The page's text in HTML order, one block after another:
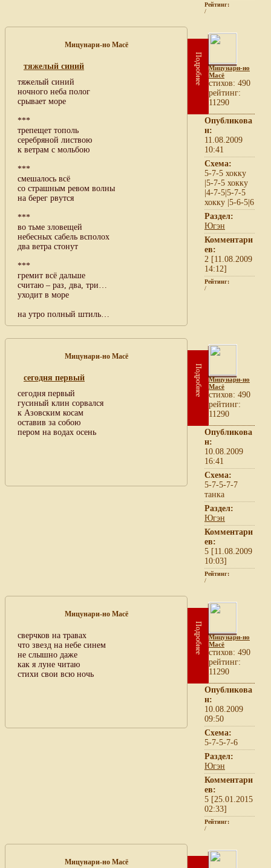
Рейтинг:
/
Мицунари-но Масё
тяжелый синий
тяжелый синий
ночного неба полог
срывает море
***
трепещет тополь
серебряной листвою
к ветрам с мольбою
***
смешалось всё
со страшным ревом волны
на берег рвутся
***
во тьме зловещей
небесных сабель всполох
два ветра стонут
***
гремит всё дальше
считаю – раз, два, три…
уходит в море
на утро полный штиль…
Подробнее
Мицунари-но
Масё
cтихов: 490
рейтинг:
11290
Опубликова
н:
11.08.2009
10:41
Схема:
5-7-5 хокку
|5-7-5 хокку
|4-7-5|5-7-5
хокку |5-6-5|6
Раздел:
Югэн
Комментари
ев:
2 [11.08.2009
14:12]
Рейтинг:
/
Мицунари-но Масё
сегодня первый
сегодня первый
гусиный клин сорвался
к Азовским косам
оставив за собою
пером на водах осень
Подробнее
Мицунари-но
Масё
cтихов: 490
рейтинг:
11290
Опубликова
н:
10.08.2009
16:41
Схема:
5-7-5-7-7
танка
Раздел:
Югэн
Комментари
ев:
5 [11.08.2009
10:03]
Рейтинг:
/
Мицунари-но Масё
сверчков на травах
что звезд на небе синем
не слышно даже
как я луне читаю
стихи свои всю ночь
Подробнее
Мицунари-но
Масё
cтихов: 490
рейтинг:
11290
Опубликова
н:
10.08.2009
09:50
Схема:
5-7-5-7-6
Раздел:
Югэн
Комментари
ев:
5 [25.01.2015
02:33]
Рейтинг:
/
Мицунари-но Масё